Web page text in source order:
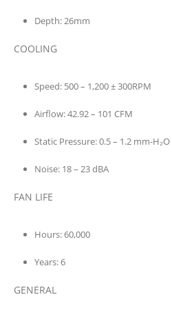
Depth: 26mm
COOLING
Speed: 500 – 1,200 ± 300RPM
Airflow: 42.92 – 101 CFM
Static Pressure: 0.5 – 1.2 mm-H₂O
Noise: 18 – 23 dBA
FAN LIFE
Hours: 60,000
Years: 6
GENERAL